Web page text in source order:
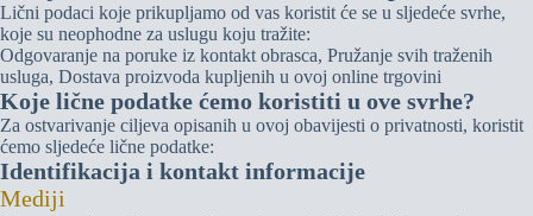
Lični podaci koje prikupljamo od vas koristit će se u sljedeće svrhe,
koje su neophodne za uslugu koju tražite:
Odgovaranje na poruke iz kontakt obrasca, Pružanje svih traženih
usluga, Dostava proizvoda kupljenih u ovoj online trgovini
Koje lične podatke ćemo koristiti u ove svrhe?
Za ostvarivanje ciljeva opisanih u ovoj obavijesti o privatnosti, koristit
ćemo sljedeće lične podatke:
Identifikacija i kontakt informacije
Mediji